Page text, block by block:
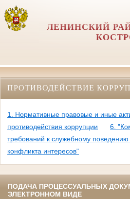
ЛЕНИНСКИЙ
ПРОТИВОДЕЙСТВИЕ
1. Нормативные правовые и иные
противодействия коррупции
6.
требований к служебному
конфликта интересов"
ПОДАЧА ПРОЦЕССУАЛЬНЫХ
ЭЛЕКТРОННОМ ВИДЕ